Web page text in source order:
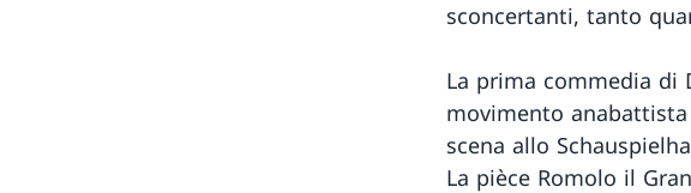
sconcertanti, tanto
La prima commedia
movimento
scena allo
La pièce Romolo il